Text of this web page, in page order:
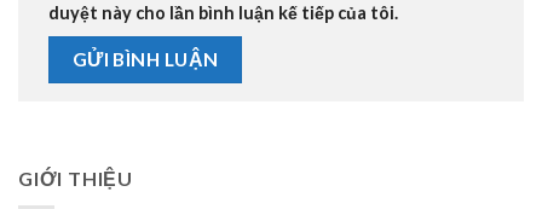
duyệt này cho lần bình luận kế tiếp của tôi.
GIỚI THIỆU